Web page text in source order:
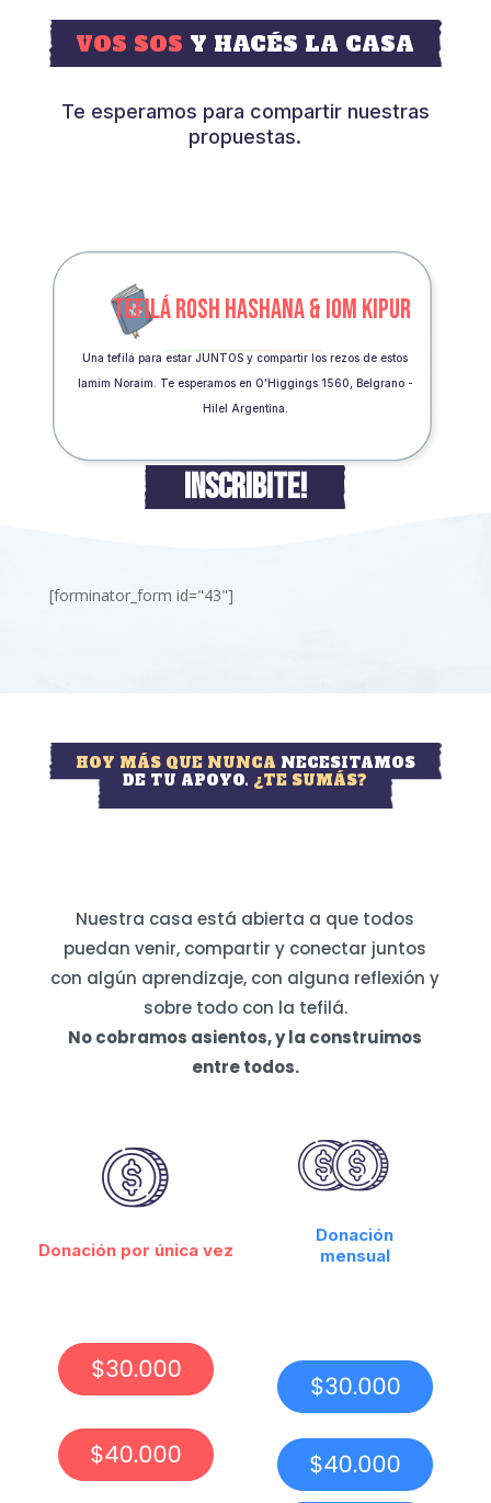
VOS SOS Y HACÉS LA CASA
Te esperamos para compartir nuestras
propuestas.
TEFILÁ ROSH HASHANA & IOM KIPUR
Una tefilá para estar JUNTOS y compartir los rezos de estos
Iamim Noraim. Te esperamos en O’Higgings 1560, Belgrano -
Hilel Argentina.
INSCRIBITE!
[forminator_form id="43"]
HOY MÁS QUE NUNCA NECESITAMOS
DE TU APOYO. ¿TE SUMÁS?
Nuestra casa está abierta a que todos
puedan venir, compartir y conectar juntos
con algún aprendizaje, con alguna reflexión y
sobre todo con la tefilá.
No cobramos asientos, y la construimos
entre todos.
Donación por única vez
Donación
mensual